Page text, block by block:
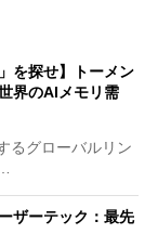
を探せ】トーメン
界のAIメモリ需
るグローバルリン
ザーテック：最先